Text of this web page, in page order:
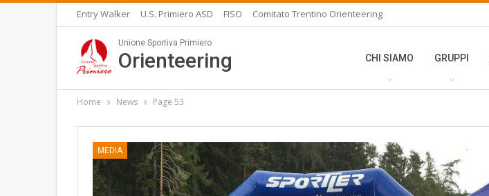
Entry Walker U.S. Primiero ASD FISO Comitato Trentino Orienteering
Unione Sportiva Primiero
Orienteering CHI SIAMO GRUPPI
Home News Page 53
MEDIA